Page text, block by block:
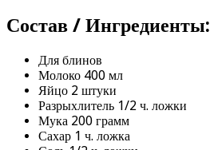
Состав / Ингредиенты:
Для блинов
Молоко 400 мл
Яйцо 2 штуки
Разрыхлитель 1/2 ч. ложки
Мука 200 грамм
Сахар 1 ч. ложка